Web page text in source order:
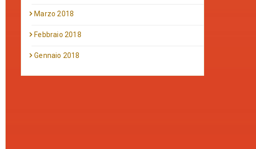
Marzo 2018
Febbraio 2018
Gennaio 2018